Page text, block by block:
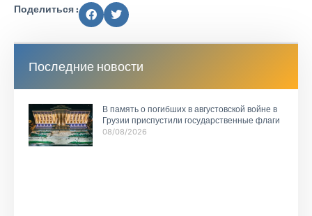
Поделиться :
Последние новости
В память о погибших в августовской войне в
Грузии приспустили государственные флаги
08/08/2026